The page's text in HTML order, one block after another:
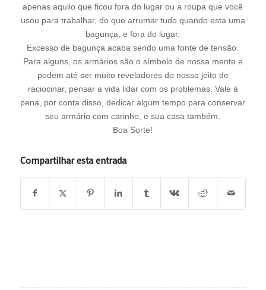
apenas aquilo que ficou fora do lugar ou a roupa que você
usou para trabalhar, do que arrumar tudo quando esta uma
bagunça, e fora do lugar.
Excesso de bagunça acaba sendo uma fonte de tensão.
Para alguns, os armários são o símbolo de nossa mente e
podem até ser muito reveladores do nosso jeito de
raciocinar, pensar a vida lidar com os problemas. Vale à
pena, por conta disso, dedicar algum tempo para conservar
seu armário com carinho, e sua casa também.
Boa Sorte!
Compartilhar esta entrada